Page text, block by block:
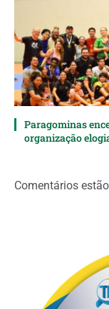
Paragominas
organização
Comentários